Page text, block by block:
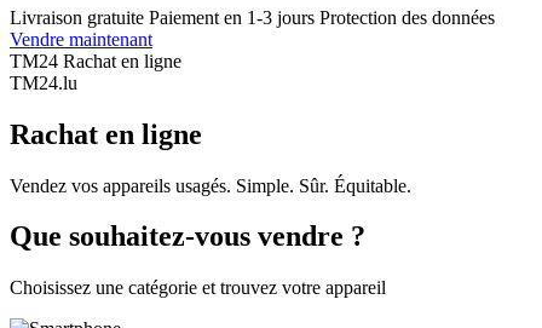
Livraison gratuite Paiement en 1-3 jours Protection des données
Vendre maintenant
TM24 Rachat en ligne
TM24.lu
Rachat en ligne
Vendez vos appareils usagés. Simple. Sûr. Équitable.
Que souhaitez-vous vendre ?
Choisissez une catégorie et trouvez votre appareil